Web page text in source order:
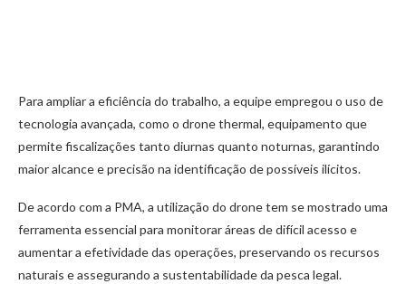
Para ampliar a eficiência do trabalho, a equipe empregou o uso de
tecnologia avançada, como o drone thermal, equipamento que
permite fiscalizações tanto diurnas quanto noturnas, garantindo
maior alcance e precisão na identificação de possíveis ilícitos.
De acordo com a PMA, a utilização do drone tem se mostrado uma
ferramenta essencial para monitorar áreas de difícil acesso e
aumentar a efetividade das operações, preservando os recursos
naturais e assegurando a sustentabilidade da pesca legal.